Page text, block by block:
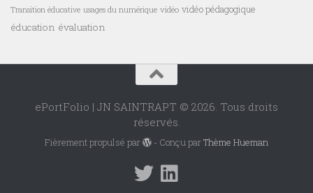
Transition éducative usages du numérique vidéo vidéo pédagogique
éducation évaluation
ePortFolio | JN SAINTRAPT © 2026. Tous droits
réservés.
Fièrement propulsé par - Conçu parThème Hueman